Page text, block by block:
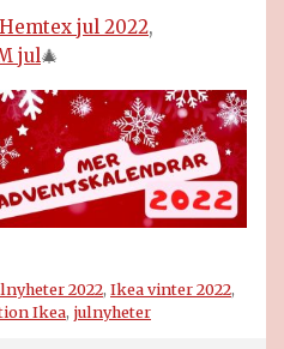
Hemtex jul 2022,
jul🎄
2022, Ikea vinter 2022,
Ikea, julnyheter